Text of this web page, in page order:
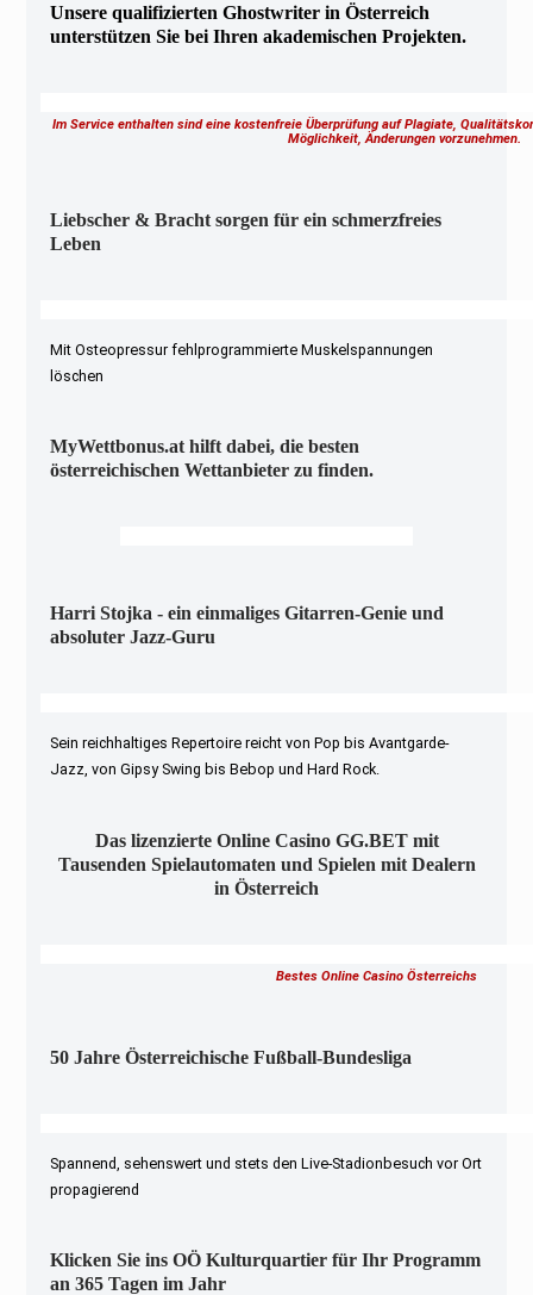
Unsere qualifizierten Ghostwriter in Österreich
unterstützen Sie bei Ihren akademischen Projekten.
Im Service enthalten sind eine kostenfreie Überprüfung auf Plagiate,
Möglichkeit, Änderungen vorzunehmen.
Liebscher & Bracht sorgen für ein schmerzfreies
Leben
Mit Osteopressur fehlprogrammierte Muskelspannungen
löschen
MyWettbonus.at hilft dabei, die besten
österreichischen Wettanbieter zu finden.
Harri Stojka - ein einmaliges Gitarren-Genie und
absoluter Jazz-Guru
Sein reichhaltiges Repertoire reicht von Pop bis Avantgarde-
Jazz, von Gipsy Swing bis Bebop und Hard Rock.
Das lizenzierte Online Casino GG.BET mit
Tausenden Spielautomaten und Spielen mit Dealern
in Österreich
Bestes Online Casino Österreichs
50 Jahre Österreichische Fußball-Bundesliga
Spannend, sehenswert und stets den Live-Stadionbesuch vor Ort
propagierend
Klicken Sie ins OÖ Kulturquartier für Ihr Programm
an 365 Tagen im Jahr